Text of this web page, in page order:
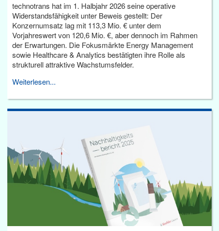
technotrans hat im 1. Halbjahr 2026 seine operative
Widerstandsfähigkeit unter Beweis gestellt: Der
Konzernumsatz lag mit 113,3 Mio. € unter dem
Vorjahreswert von 120,6 Mio. €, aber dennoch im Rahmen
der Erwartungen. Die Fokusmärkte Energy Management
sowie Healthcare & Analytics bestätigten ihre Rolle als
strukturell attraktive Wachstumsfelder.
Weiterlesen...